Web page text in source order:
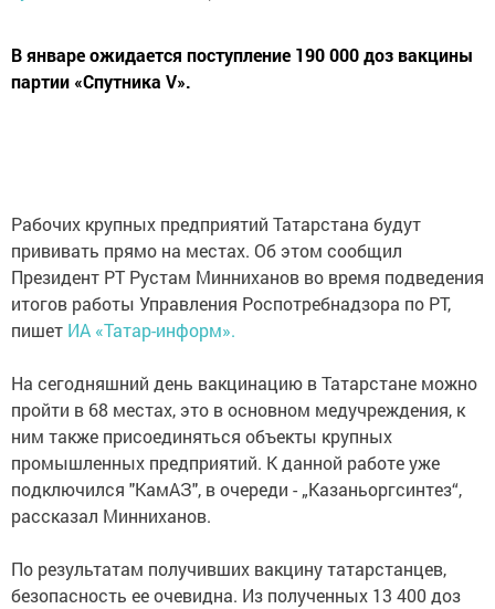
В январе ожидается поступление 190 000 доз вакцины
партии «Спутника V».
Рабочих крупных предприятий Татарстана будут
прививать прямо на местах. Об этом сообщил
Президент РТ Рустам Минниханов во время подведения
итогов работы Управления Роспотребнадзора по РТ,
пишет ИА «Татар-информ».
На сегодняшний день вакцинацию в Татарстане можно
пройти в 68 местах, это в основном медучреждения, к
ним также присоединяться объекты крупных
промышленных предприятий. К данной работе уже
подключился "КамАЗ", в очереди - „Казаньоргсинтез“,
рассказал Минниханов.
По результатам получивших вакцину татарстанцев,
безопасность ее очевидна. Из полученных 13 400 доз